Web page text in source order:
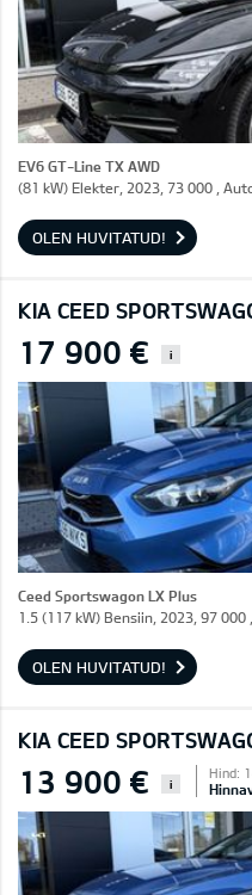
EV6 GT-Line TX AWD
(81 kW) Elekter, 2023, 73 000 ,
OLEN HUVITATUD!
KIA CEED
17 900 € i
Ceed Sportswagon LX Plus
1.5 (117 kW) Bensiin, 2023, 97
OLEN HUVITATUD!
KIA CEED
13 900 € i
Hind: